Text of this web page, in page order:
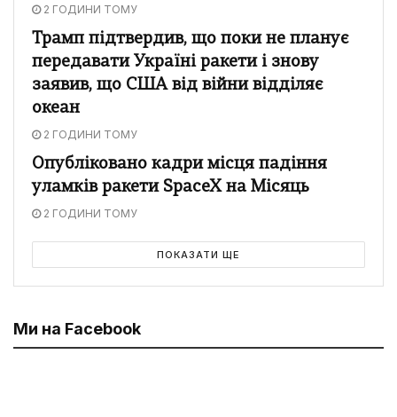
2 ГОДИНИ ТОМУ
Трамп підтвердив, що поки не планує
передавати Україні ракети і знову
заявив, що США від війни відділяє
океан
2 ГОДИНИ ТОМУ
Опубліковано кадри місця падіння
уламків ракети SpaceX на Місяць
2 ГОДИНИ ТОМУ
ПОКАЗАТИ ЩЕ
Ми на Facebook